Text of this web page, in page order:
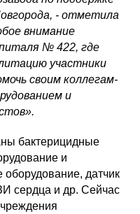
- отметила
внимание
№ 422, где
участники
своим коллегам-
и
бактерицидные
и
датчик
сердца и др. Сейчас